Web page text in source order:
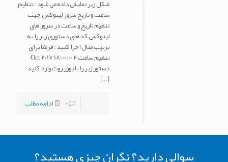
شکل زیر نمایش داده می شود : تنظیم
ساعت و تاریخ سرور لینوکس جهت
تنظیم تاریخ و ساعت در سرور های
لینوکس کد های دستوری زیر را به
ترتیب مثال اجرا کنید : فرضا برای
تنظیم ساعت ۲ Oct 2017 18:00:00
دستور زیر را با یوزر روت وارد کنید :
[…]
0
ادامه مطلب
سوالی دارید؟ نگران چیزی هستید؟